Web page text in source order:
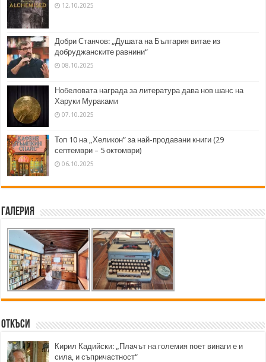
12.10.2025
Добри Станчов: „Душата на България витае из
добруджанските равнини“
08.10.2025
Нобеловата награда за литература дава нов шанс на
Харуки Мураками
07.10.2025
Топ 10 на „Хеликон” за най-продавани книги (29
септември – 5 октомври)
06.10.2025
Галерия
Откъси
Кирил Кадийски: „Плачът на големия поет винаги е и
сила, и съпричастност“